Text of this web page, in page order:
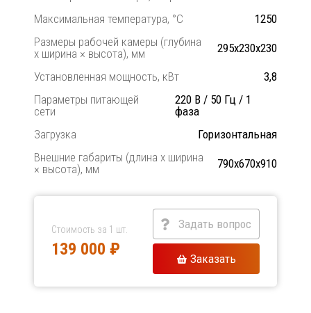
Максимальная температура, °C
1250
Размеры рабочей камеры (глубина
х ширина × высота), мм
295x230x230
Установленная мощность, кВт
3,8
Параметры питающей
сети
220 В / 50 Гц / 1
фаза
Загрузка
Горизонтальная
Внешние габариты (длина х ширина
× высота), мм
790х670х910
Стоимость за 1 шт.
139 000 ₽
Задать вопрос
Заказать